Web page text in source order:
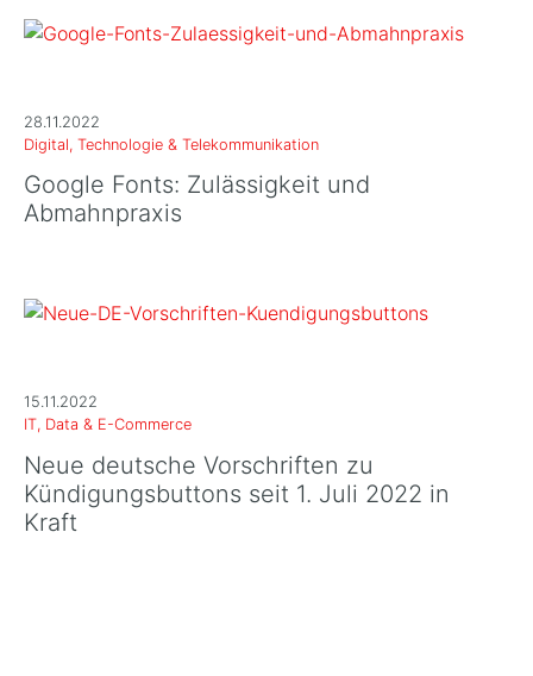
28.11.2022
Digital, Technologie & Telekommunikation
Google Fonts: Zulässigkeit und
Abmahnpraxis
15.11.2022
IT, Data & E-Commerce
Neue deutsche Vorschriften zu
Kündigungsbuttons seit 1. Juli 2022 in
Kraft